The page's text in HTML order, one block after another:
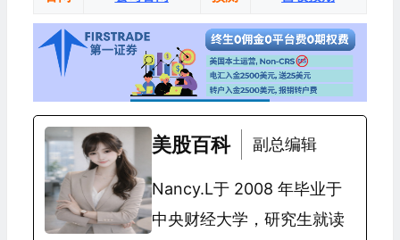
美股百科 副总编辑
Nancy.L于 2008 年毕业于
中央财经大学，研究生就读